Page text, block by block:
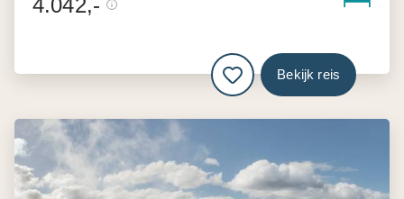
Bekijk reis